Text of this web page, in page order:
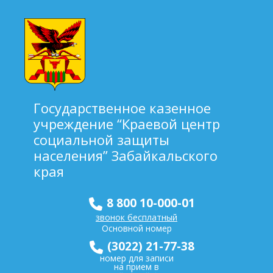
Государственное казенное
учреждение “Краевой центр
социальной защиты
населения” Забайкальского
края
8 800 10-000-01
звонок бесплатный
Основной номер
(3022) 21-77-38
номер для записи
на прием в